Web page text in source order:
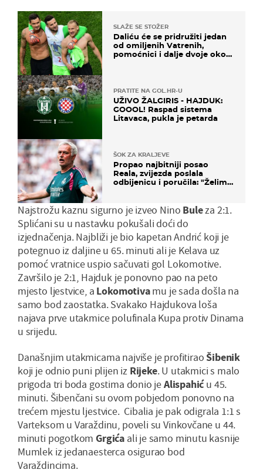
SLAŽE SE STOŽER
Daliću će se pridružiti jedan
od omiljenih Vatrenih,
pomoćnici i dalje dvoje oko
PRATITE NA GOL.HR-U
UŽIVO ŽALGIRIS - HAJDUK:
GOOOL! Raspad sistema
Litavaca, pukla je petarda
ŠOK ZA KRALJEVE
Propao najbitniji posao
Reala, zvijezda poslala
odbijenicu i poručila: "Želim
Najstrožu kaznu sigurno je izveo Nino Buleza 2:1.
Splićani su u nastavku pokušali doći do
izjednačenja. Najbliži je bio kapetan Andrić koji je
potegnuo iz daljine u 65. minuti ali je Kelava uz
pomoć vratnice uspio sačuvati gol Lokomotive.
Završilo je 2:1, Hajduk je ponovno pao na peto
mjesto ljestvice, a Lokomotivamu je sada došla na
samo bod zaostatka. Svakako Hajdukova loša
najava prve utakmice polufinala Kupa protiv Dinama
u srijedu.
Današnjim utakmicama najviše je profitirao Šibenik
koji je odnio puni plijen iz Rijeke. U utakmici s malo
prigoda tri boda gostima donio jeAlispahiću 45.
minuti. Šibenčani su ovom pobjedom ponovno na
trećem mjestu ljestvice. Cibalia je pak odigrala 1:1 s
Varteksom u Varaždinu, poveli su Vinkovčane u 44.
minuti pogotkomGrgića ali je samo minutu kasnije
Mumlek iz jedanaesterca osigurao bod
Varaždincima.